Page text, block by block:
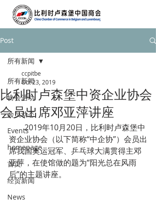
Post
所有新闻
协会活动
会员动态
Events
homepage
首页
经贸新闻
News
所有新闻
比利时卢森堡中资企业协会
会员出席邓亚萍讲座
ccpitbe
Oct 23, 2019
        2019年10月20日，比利时卢森堡中
资企业协会（以下简称“中企协”）会员出
席我国奥运冠军、乒乓球大满贯得主邓
亚萍，在使馆做的题为“阳光总在风雨
后”的主题讲座。